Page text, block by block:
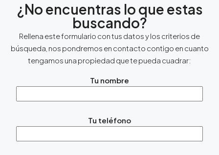
¿No encuentras lo que estas
buscando?
Rellena este formulario con tus datos y los criterios de
búsqueda, nos pondremos en contacto contigo en cuanto
tengamos una propiedad que te pueda cuadrar:
Tu nombre
Tu teléfono